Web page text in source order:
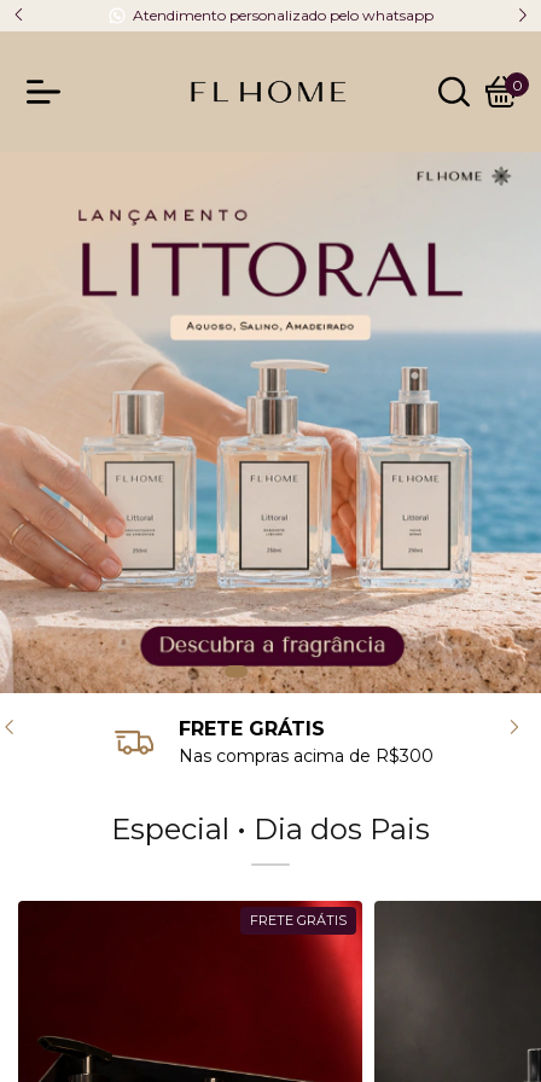
Atendimento personalizado pelo whatsapp
0
PARCELE NO CARTÃO DE CRÉDITO
em até 4x sem juros
Especial • Dia dos Pais
FRETE GRÁTIS